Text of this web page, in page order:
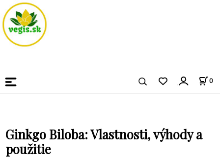
0
Ginkgo Biloba: Vlastnosti, výhody a
použitie